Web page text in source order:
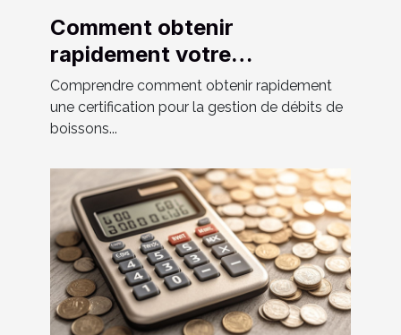
Comment obtenir
rapidement votre
certification pour la gestion
de débits de boissons ?
Comprendre comment obtenir rapidement
une certification pour la gestion de débits de
boissons...